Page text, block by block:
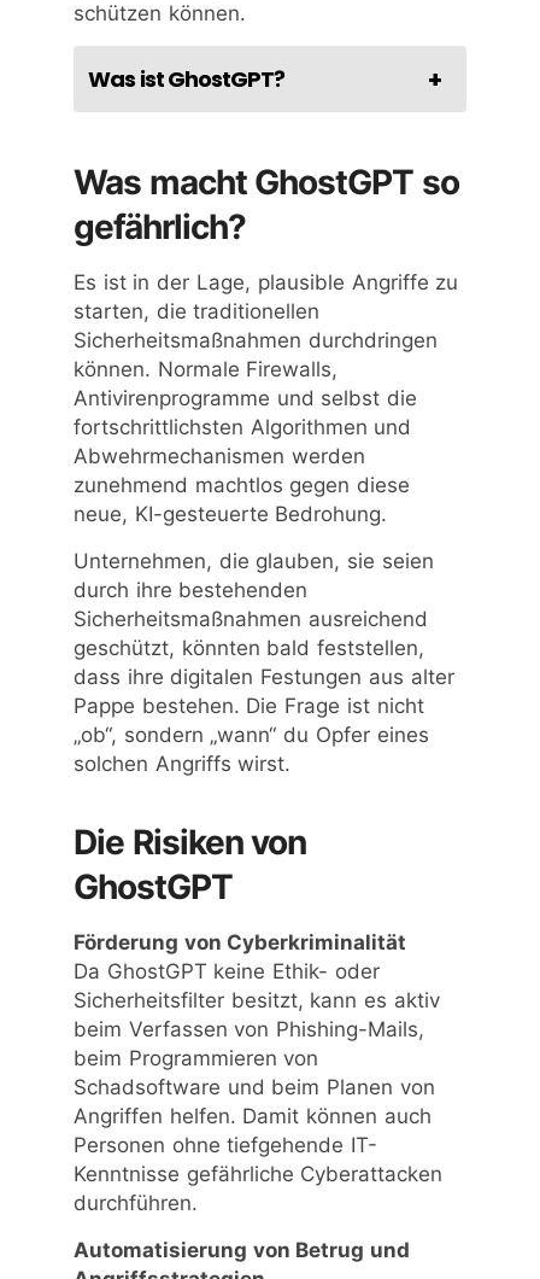
schützen können.
Was ist GhostGPT?
Was macht GhostGPT so
gefährlich?
Es ist in der Lage, plausible Angriffe zu
starten, die traditionellen
Sicherheitsmaßnahmen durchdringen
können. Normale Firewalls,
Antivirenprogramme und selbst die
fortschrittlichsten Algorithmen und
Abwehrmechanismen werden
zunehmend machtlos gegen diese
neue, KI-gesteuerte Bedrohung.
Unternehmen, die glauben, sie seien
durch ihre bestehenden
Sicherheitsmaßnahmen ausreichend
geschützt, könnten bald feststellen,
dass ihre digitalen Festungen aus alter
Pappe bestehen. Die Frage ist nicht
„ob“, sondern „wann“ du Opfer eines
solchen Angriffs wirst.
Die Risiken von
GhostGPT
Förderung von Cyberkriminalität
Da GhostGPT keine Ethik- oder
Sicherheitsfilter besitzt, kann es aktiv
beim Verfassen von Phishing-Mails,
beim Programmieren von
Schadsoftware und beim Planen von
Angriffen helfen. Damit können auch
Personen ohne tiefgehende IT-
Kenntnisse gefährliche Cyberattacken
durchführen.
Automatisierung von Betrug und